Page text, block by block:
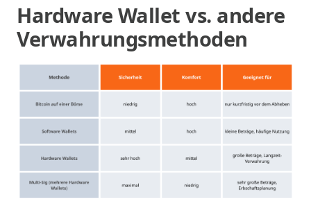
Hardware Wallet vs. andere
Verwahrungsmethoden